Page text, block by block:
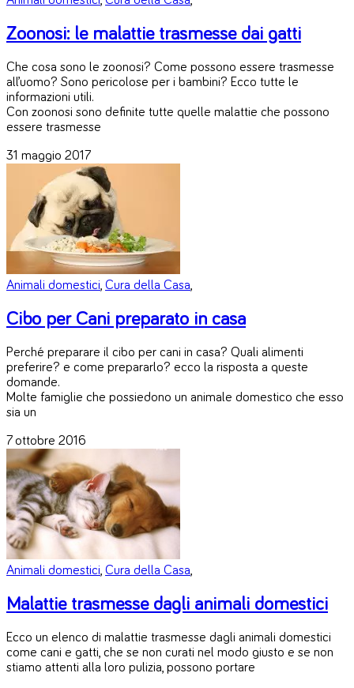
Zoonosi: le malattie trasmesse dai gatti
Che cosa sono le zoonosi? Come possono essere trasmesse
all’uomo? Sono pericolose per i bambini? Ecco tutte le
informazioni utili.
Con zoonosi sono definite tutte quelle malattie che possono
essere trasmesse
31 maggio 2017
Animali domestici, Cura della Casa,
Cibo per Cani preparato in casa
Perché preparare il cibo per cani in casa? Quali alimenti
preferire? e come prepararlo? ecco la risposta a queste
domande.
Molte famiglie che possiedono un animale domestico che esso
sia un
7 ottobre 2016
Animali domestici, Cura della Casa,
Malattie trasmesse dagli animali domestici
Ecco un elenco di malattie trasmesse dagli animali domestici
come cani e gatti, che se non curati nel modo giusto e se non
stiamo attenti alla loro pulizia, possono portare